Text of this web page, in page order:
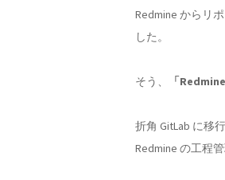
Redmine からリ
した。
そう、 「
折角 GitLab に移
Redmine の工程